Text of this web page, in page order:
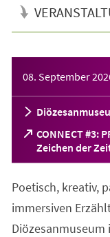
08. September
CONNECT #3:
Zeichen der
(Öffnet
in
neuen
Poetisch, kreativ,
immersiven